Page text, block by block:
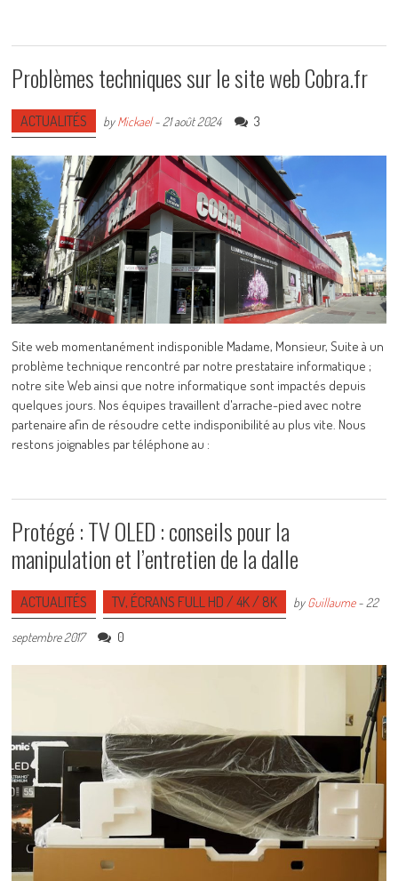
Problèmes techniques sur le site web Cobra.fr
ACTUALITÉS byMickael- 21 août 2024 3
Site web momentanément indisponible Madame, Monsieur, Suite à un
problème technique rencontré par notre prestataire informatique ;
notre site Web ainsi que notre informatique sont impactés depuis
quelques jours. Nos équipes travaillent d'arrache-pied avec notre
partenaire afin de résoudre cette indisponibilité au plus vite. Nous
restons joignables par téléphone au :
Protégé : TV OLED : conseils pour la
manipulation et l’entretien de la dalle
ACTUALITÉS TV, ÉCRANS FULL HD / 4K / 8K byGuillaume- 22
septembre 2017 0